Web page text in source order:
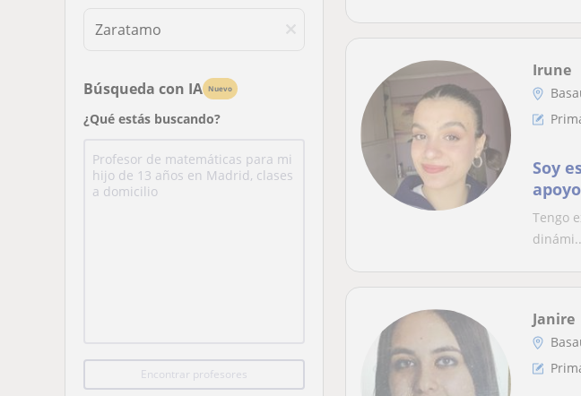
Búsqueda con IA Nuevo
¿Qué estás buscando?
Encontrar profesores
Irune
Soy
Tengo
Janire